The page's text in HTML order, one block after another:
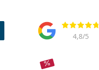
Αξιολογήσεις
4,8/5